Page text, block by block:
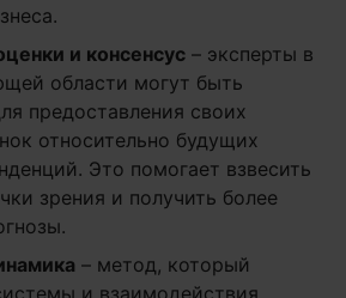
и консенсус – эксперты в
области могут быть
предоставления своих
относительно будущих
Это помогает взвесить
зрения и получить более
– метод, который
и взаимодействия